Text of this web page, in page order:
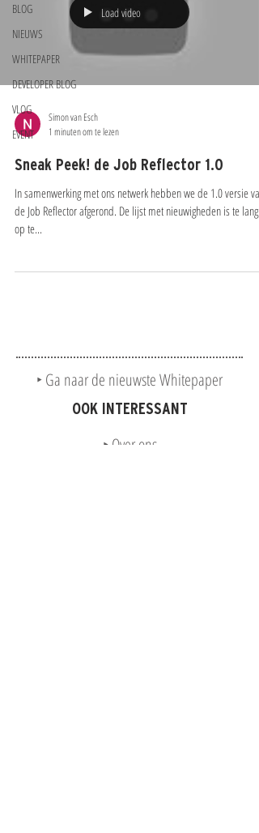
BLOG
NIEUWS
WHITEPAPER
DEVELOPER BLOG
VLOG
EVENT
Load video
Simon van Esch
1 minuten om te lezen
Sneak Peek! de Job Reflector 1.0
In samenwerking met ons netwerk hebben we de 1.0 versie van
de Job Reflector afgerond. De lijst met nieuwigheden is te lang
op te...
‣ Ga naar de nieuwste Whitepaper
OOK INTERESSANT
‣ Over ons